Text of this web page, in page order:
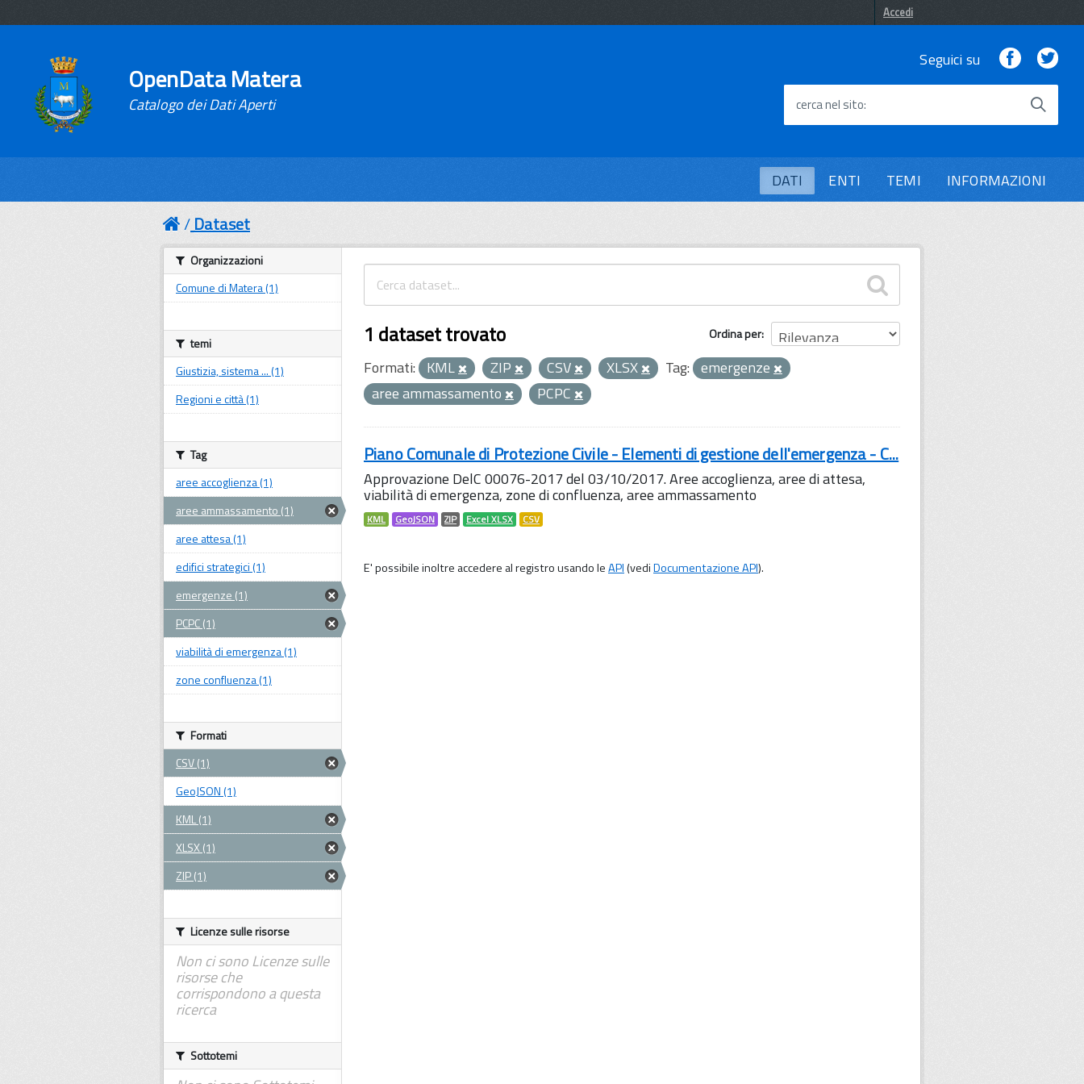
Accedi
OpenData Matera
Catalogo dei Dati Aperti
Seguici su Facebook
cerca nel sito
DATI ENTI TEMI INFORMAZIONI
Dataset
Ordina per
1 dataset trovato
Formati: KML ZIP CSV XLSX Tag: emergenze
aree ammassamento
PCPC
Piano Comunale di Protezione Civile - Elementi di gestione dell'emergenza - C...
Approvazione DelC 00076-2017 del 03/10/2017. Aree accoglienza, aree di attesa,
viabilità di emergenza, zone di confluenza, aree ammassamento
KML GeoJSON ZIP Excel XLSX CSV
E' possibile inoltre accedere al registro usando leAPI(vediDocumentazione API).
Organizzazioni
Comune di Matera (1)
temi
Giustizia, sistema ... (1)
Regioni e città (1)
Tag
aree accoglienza (1)
aree ammassamento (1)
aree attesa (1)
edifici strategici (1)
emergenze (1)
PCPC (1)
viabilità di emergenza (1)
zone confluenza (1)
Formati
CSV (1)
GeoJSON (1)
KML (1)
XLSX (1)
ZIP (1)
Licenze sulle risorse
Non ci sono Licenze sulle
risorse che
corrispondono a questa
ricerca
Sottotemi